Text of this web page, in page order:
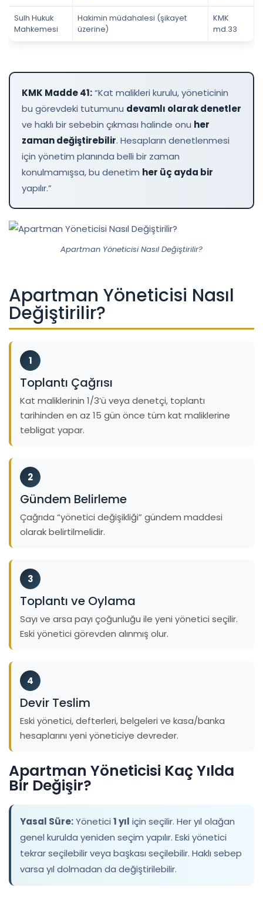
Sulh Hukuk
Mahkemesi
Hakimin müdahalesi (şikayet
üzerine)
KMK
md.33
KMK Madde 41:“Kat malikleri kurulu, yöneticinin
bu görevdeki tutumunu devamlı olarak denetler
ve haklı bir sebebin çıkması halinde onu her
zaman değiştirebilir. Hesapların denetlenmesi
için yönetim planında belli bir zaman
konulmamışsa, bu denetim her üç ayda bir
yapılır.”
Apartman Yöneticisi Nasıl Değiştirilir?
Apartman Yöneticisi Nasıl
Değiştirilir?
1
Toplantı Çağrısı
Kat maliklerinin 1/3’ü veya denetçi, toplantı
tarihinden en az 15 gün önce tüm kat maliklerine
tebligat yapar.
2
Gündem Belirleme
Çağrıda “yönetici değişikliği” gündem maddesi
olarak belirtilmelidir.
3
Toplantı ve Oylama
Sayı ve arsa payı çoğunluğu ile yeni yönetici seçilir.
Eski yönetici görevden alınmış olur.
4
Devir Teslim
Eski yönetici, defterleri, belgeleri ve kasa/banka
hesaplarını yeni yöneticiye devreder.
Apartman Yöneticisi Kaç Yılda
Bir Değişir?
Yasal Süre:Yönetici 1 yıl için seçilir. Her yıl olağan
genel kurulda yeniden seçim yapılır. Eski yönetici
tekrar seçilebilir veya başkası seçilebilir. Haklı sebep
varsa yıl dolmadan da değiştirilebilir.